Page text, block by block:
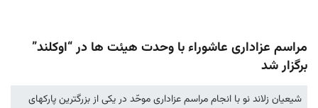
مراسم عزاداری عاشوراء با وحدت هیئت ها در “اوکلند”
برگزار شد
شیعیان زلاند نو با انجام مراسم عزاداری موحّد در يکی از بزرگترين پارکهای